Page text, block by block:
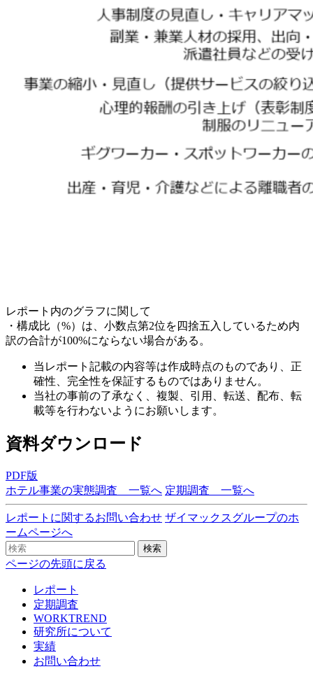
レポート内のグラフに関して
・構成比（%）は、小数点第2位を四捨五入しているため内
訳の合計が100%にならない場合がある。
当レポート記載の内容等は作成時点のものであり、正
確性、完全性を保証するものではありません。
当社の事前の了承なく、複製、引用、転送、配布、転
載等を行わないようにお願いします。
資料ダウンロード
PDF版
ホテル事業の実態調査 一覧へ 定期調査 一覧へ
レポートに関するお問い合わせ ザイマックスグループのホ
ームページへ
検索
ページの先頭に戻る
レポート
定期調査
WORKTREND
研究所について
実績
お問い合わせ